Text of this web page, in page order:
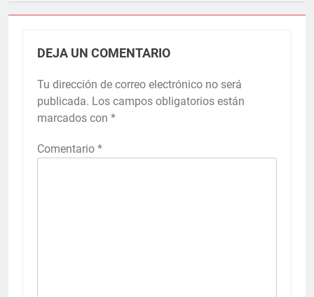
DEJA UN COMENTARIO
Tu dirección de correo electrónico no será
publicada. Los campos obligatorios están
marcados con *
Comentario *